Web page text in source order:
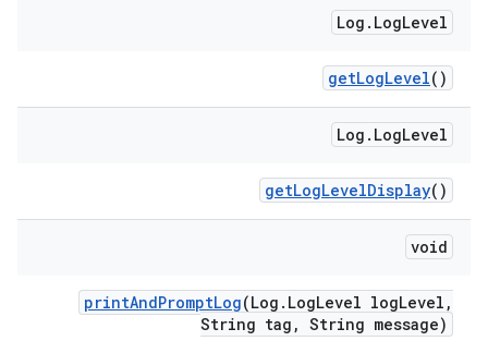
Log . LogLevel
getLogLevel()
Log . LogLevel
getLogLevelDisplay()
void
printAndPromptLog(Log . LogLevel logLevel ,
String tag , String message)